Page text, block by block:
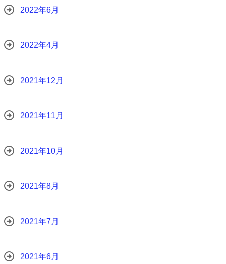
2022年6月
2022年4月
2021年12月
2021年11月
2021年10月
2021年8月
2021年7月
2021年6月